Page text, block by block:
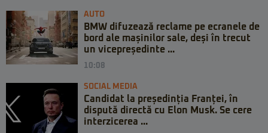
AUTO
BMW difuzează reclame pe ecranele de
bord ale mașinilor sale, deși în trecut
un vicepreședinte ...
10:08
SOCIAL MEDIA
Candidat la președinția Franței, în
dispută directă cu Elon Musk. Se cere
interzicerea ...